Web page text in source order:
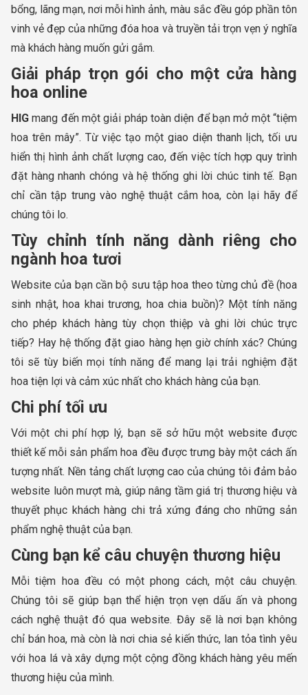
bổng, lãng mạn, nơi mỗi hình ảnh, màu sắc đều góp phần tôn
vinh vẻ đẹp của những đóa hoa và truyền tải trọn vẹn ý nghĩa
mà khách hàng muốn gửi gắm.
Giải pháp trọn gói cho một cửa hàng
hoa online
HIG mang đến một giải pháp toàn diện để bạn mở một “tiệm
hoa trên mây”. Từ việc tạo một giao diện thanh lịch, tối ưu
hiển thị hình ảnh chất lượng cao, đến việc tích hợp quy trình
đặt hàng nhanh chóng và hệ thống ghi lời chúc tinh tế. Bạn
chỉ cần tập trung vào nghệ thuật cắm hoa, còn lại hãy để
chúng tôi lo.
Tùy chỉnh tính năng dành riêng cho
ngành hoa tươi
Website của bạn cần bộ sưu tập hoa theo từng chủ đề (hoa
sinh nhật, hoa khai trương, hoa chia buồn)? Một tính năng
cho phép khách hàng tùy chọn thiệp và ghi lời chúc trực
tiếp? Hay hệ thống đặt giao hàng hẹn giờ chính xác? Chúng
tôi sẽ tùy biến mọi tính năng để mang lại trải nghiệm đặt
hoa tiện lợi và cảm xúc nhất cho khách hàng của bạn.
Chi phí tối ưu
Với một chi phí hợp lý, bạn sẽ sở hữu một website được
thiết kế mỗi sản phẩm hoa đều được trưng bày một cách ấn
tượng nhất. Nền tảng chất lượng cao của chúng tôi đảm bảo
website luôn mượt mà, giúp nâng tầm giá trị thương hiệu và
thuyết phục khách hàng chi trả xứng đáng cho những sản
phẩm nghệ thuật của bạn.
Cùng bạn kể câu chuyện thương hiệu
Mỗi tiệm hoa đều có một phong cách, một câu chuyện.
Chúng tôi sẽ giúp bạn thể hiện trọn vẹn dấu ấn và phong
cách nghệ thuật đó qua website. Đây sẽ là nơi bạn không
chỉ bán hoa, mà còn là nơi chia sẻ kiến thức, lan tỏa tình yêu
với hoa lá và xây dựng một cộng đồng khách hàng yêu mến
thương hiệu của mình.